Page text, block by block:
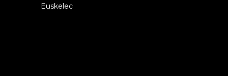
Euskelec